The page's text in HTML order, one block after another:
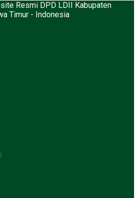
Resmi DPD LDII Kabupaten
Timur - Indonesia